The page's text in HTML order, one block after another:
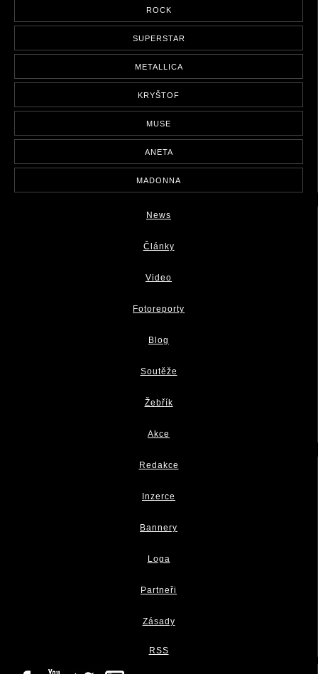
ROCK
SUPERSTAR
METALLICA
KRYŠTOF
MUSE
ANETA
MADONNA
News
Články
Video
Fotoreporty
Blog
Soutěže
Žebřík
Akce
Redakce
Inzerce
Bannery
Loga
Partneři
Zásady
RSS